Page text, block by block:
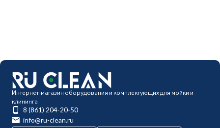
Интернет-магазин оборудования и комплектующих для мойки и
клининга
8 (861) 204-20-50
info@ru-clean.ru